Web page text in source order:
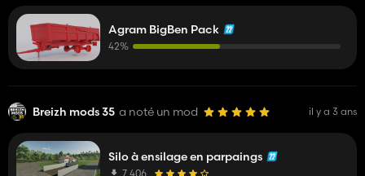
Agram BigBen Pack
42%
Breizh mods 35 a noté un mod il y a 3 ans
Silo à ensilage en parpaings
7 406